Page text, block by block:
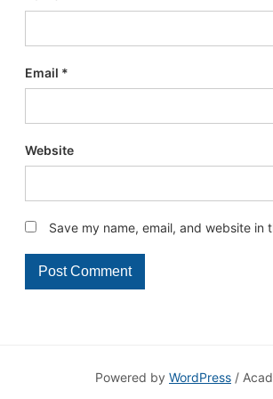
Email *
Website
Save my name, email, and website
Powered by WordPress /